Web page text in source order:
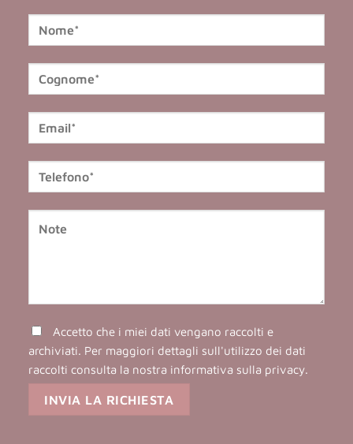
Accetto che i miei dati vengano raccolti e
archiviati. Per maggiori dettagli sull'utilizzo dei dati
raccolti consulta la nostra informativa sulla privacy.